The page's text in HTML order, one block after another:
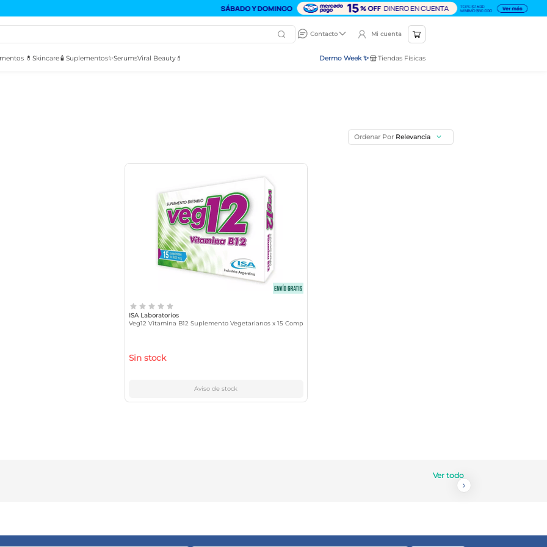
Contacto
Mi cuenta
💊 Skincare🧴 Suplementos✨SerumsViral Beauty💄 Dermo Week ✨ Tiendas Físicas
Ordenar Por Relevancia
ISA Laboratorios
Veg12 Vitamina B12 Suplemento Vegetarianos x 15 Comp
Sin stock
Aviso de stock
Ver todo